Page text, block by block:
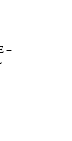
–